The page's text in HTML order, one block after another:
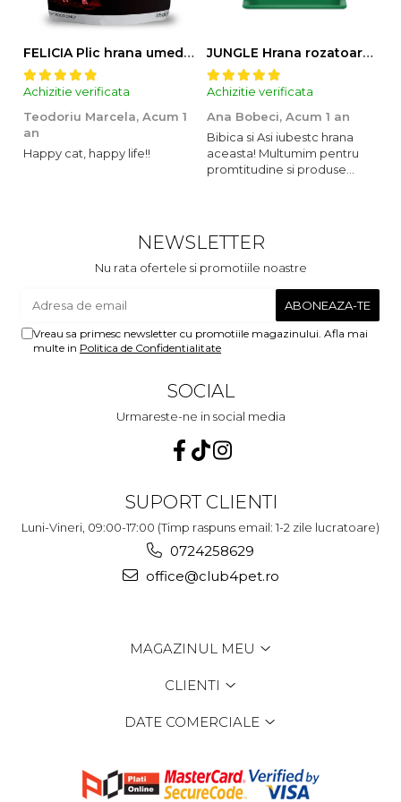
FELICIA Plic hrana umeda pentru pisici adulte, cu Miel, Set 12x85g
Achizitie verificata
Teodoriu Marcela, Acum 1
an
Happy cat, happy life!!
JUNGLE Hrana rozatoare IEPURI 500g
Achizitie verificata
Ana Bobeci, Acum 1 an
Bibica si Asi iubestc hrana
aceasta! Multumim pentru
promtitudine si produse
NEWSLETTER
Nu rata ofertele si promotiile noastre
Vreau sa primesc newsletter cu promotiile magazinului. Afla mai
multe in Politica de Confidentialitate
SOCIAL
Urmareste-ne in social media
SUPORT CLIENTI
Luni-Vineri, 09:00-17:00 (Timp raspuns email: 1-2 zile lucratoare)
0724258629
office@club4pet.ro
MAGAZINUL MEU
CLIENTI
DATE COMERCIALE